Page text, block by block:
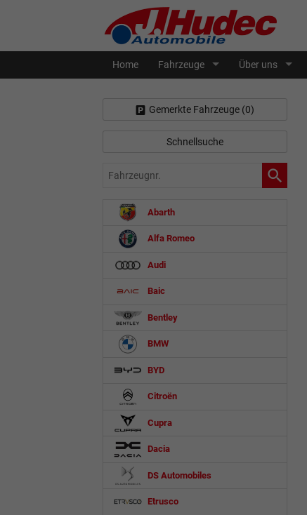
Home Fahrzeuge Über uns
Gemerkte Fahrzeuge (0)
Schnellsuche
Fahrzeugnr.
Abarth
Alfa Romeo
Audi
Baic
Bentley
BMW
BYD
Citroën
Cupra
Dacia
DS Automobiles
Etrusco